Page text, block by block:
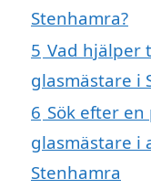
Stenhamra?
5 Vad hjälper
glasmästare i
6 Sök efter
glasmästare i
Stenhamra